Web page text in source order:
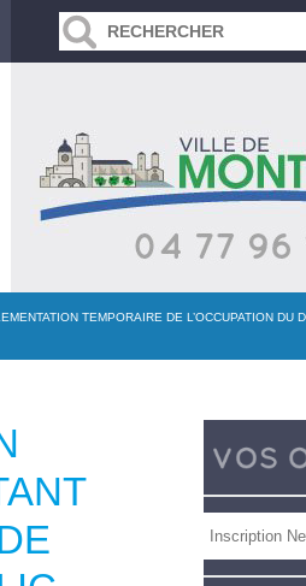
TEMPORAIRE DE L’OCCUPATION DU